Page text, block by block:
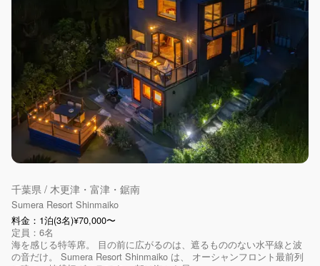
千葉県 / 木更津・富津・鋸南
Sumera Resort Shinmaiko
料金：1泊(3名)¥70,000〜
定員：6名
海を感じる特等席。 目の前に広がるのは、遮るもののない水平線と波
の音だけ。 Sumera Resort Shinmaiko は、 オーシャンフロント最前列